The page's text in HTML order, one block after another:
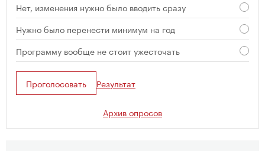
Нет, изменения нужно было вводить сразу
Нужно было перенести минимум на год
Программу вообще не стоит ужесточать
Проголосовать Результат
Архив опросов